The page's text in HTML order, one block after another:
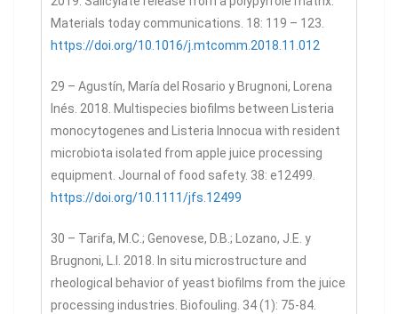
Materials today communications. 18: 119 – 123.
https://doi.org/10.1016/j.mtcomm.2018.11.012
29 – Agustín, María del Rosario y Brugnoni, Lorena
Inés. 2018. Multispecies biofilms between Listeria
monocytogenes and Listeria Innocua with resident
microbiota isolated from apple juice processing
equipment. Journal of food safety. 38: e12499.
https://doi.org/10.1111/jfs.12499
30 – Tarifa, M.C.; Genovese, D.B.; Lozano, J.E. y
Brugnoni, L.I. 2018. In situ microstructure and
rheological behavior of yeast biofilms from the juice
processing industries. Biofouling. 34 (1): 75-84.